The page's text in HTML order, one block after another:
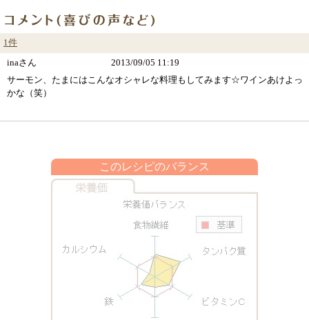
1件
inaさん
2013/09/05 11:19
サーモン、たまにはこんなオシャレな料理もしてみます☆ワインあけよっ
かな（笑）
このレシピのバランス